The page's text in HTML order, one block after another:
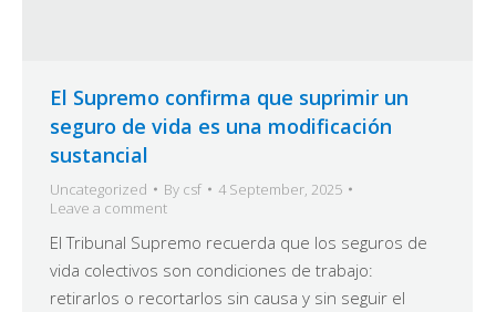
El Supremo confirma que suprimir un
seguro de vida es una modificación
sustancial
Uncategorized By csf
4 September, 2025
Leave a comment
El Tribunal Supremo recuerda que los seguros de
vida colectivos son condiciones de trabajo:
retirarlos o recortarlos sin causa y sin seguir el